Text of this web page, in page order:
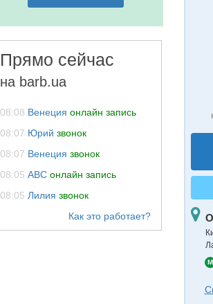
Прямо сейчас
на barb.ua
08:08 Венеция онлайн запись
08:07 Юрий звонок
08:07 Венеция звонок
08:05 АВС онлайн запись
08:05 Лилия звонок
M